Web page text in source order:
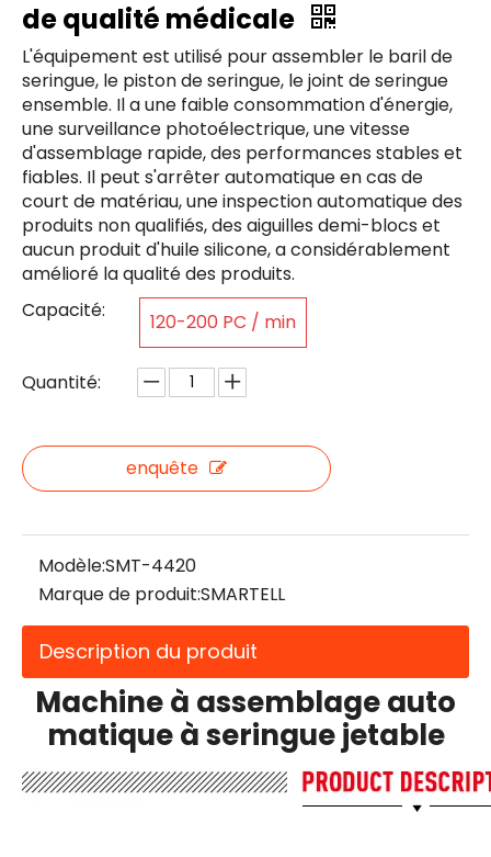
de qualité médicale
L'équipement est utilisé pour assembler le baril de
seringue, le piston de seringue, le joint de seringue
ensemble. Il a une faible consommation d'énergie,
une surveillance photoélectrique, une vitesse
d'assemblage rapide, des performances stables et
fiables. Il peut s'arrêter automatique en cas de
court de matériau, une inspection automatique des
produits non qualifiés, des aiguilles demi-blocs et
aucun produit d'huile silicone, a considérablement
amélioré la qualité des produits.
Capacité:
120-200 PC / min
Quantité:
enquête
Modèle:SMT-4420
Marque de produit:SMARTELL
Description du produit
Machine à assemblage auto
matique à seringue jetable